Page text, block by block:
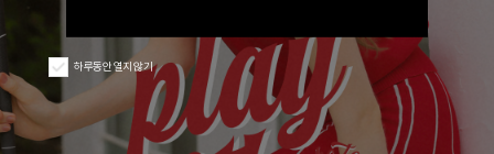
하루동안 열지 않기